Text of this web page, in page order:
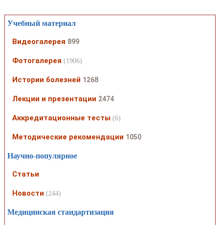
Учебный материал
Видеогалерея 899
Фотогалерея (1906)
Истории болезней 1268
Лекции и презентации 2474
Аккредитационные тесты (6)
Методические рекомендации 1050
Научно-популярное
Статьи
Новости (244)
Медицинская стандартизация